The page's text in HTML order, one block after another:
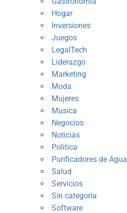
Hogar
Inversiones
Juegos
LegalTech
Liderazgo
Marketing
Moda
Mujeres
Musica
Negocios
Noticias
Politica
Purificadores de Agua
Salud
Servicios
Sin categoría
Software